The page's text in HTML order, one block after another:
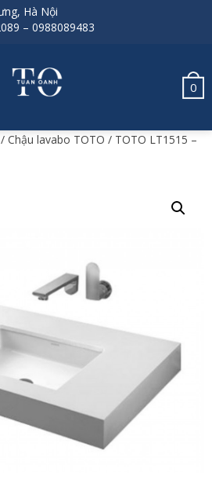
Hà Nội
– 0988089483
0
/ Chậu lavabo TOTO / TOTO LT1515 –